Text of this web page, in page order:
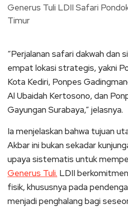
“Perjalanan safari dakwah dan
empat lokasi strategis, yakni
Kota Kediri, Ponpes
Al Ubaidah Kertosono, dan
Gayungan Surabaya,” jelasnya.
Ia menjelaskan bahwa tujuan
Akbar ini bukan sekadar
upaya sistematis untuk
Generus Tuli. LDII
fisik, khususnya pada
menjadi penghalang bagi